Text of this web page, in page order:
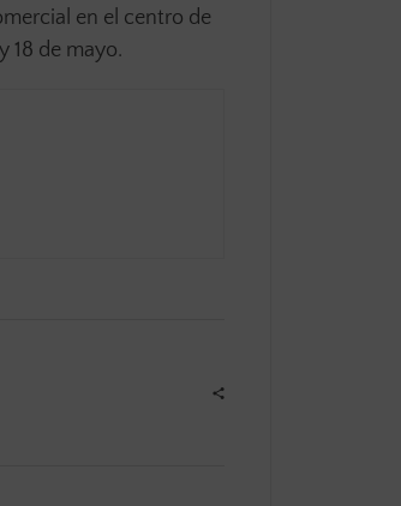
en el centro de
18 de mayo.